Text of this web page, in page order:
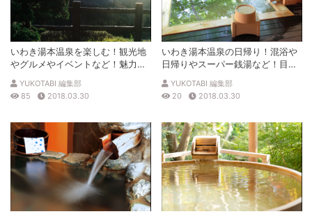
いわき湯本温泉を楽しむ！観光地
やグルメやイベントなど！魅力的
な情報満載！
YUKOTABI 編集部
85
2018.03.30
いわき湯本温泉の日帰り！混浴や
日帰りやスーパー銭湯など！目的
に合わせた温泉の利用を楽しも
う！
YUKOTABI 編集部
20
2018.03.30